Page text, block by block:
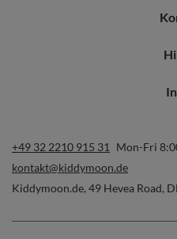
+49 32 2210 915 31
Mon-Fri
kontakt@kiddymoon.de
Kiddymoon.de, 49 Hevea Road,